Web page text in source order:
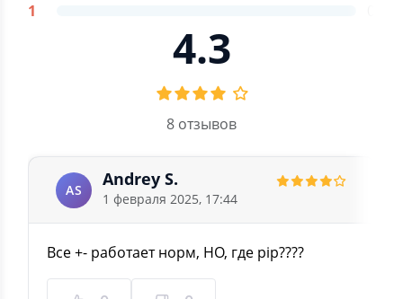
1
4.3
8 отзывов
AS
Andrey S.
1 февраля 2025, 17:44
Все +- работает норм, НО, где pip????